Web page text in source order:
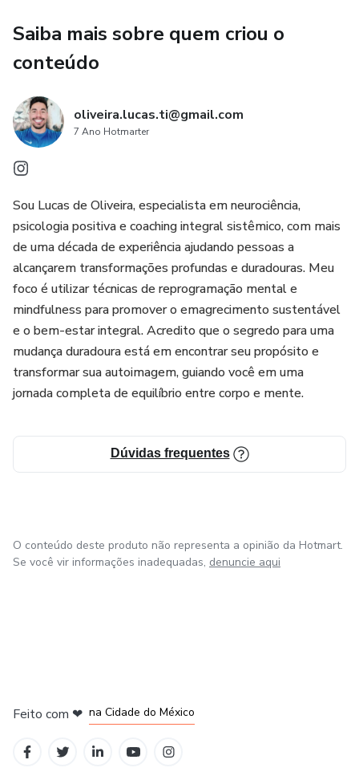
de dentro para fora.
Se você está pronta para essa jornada, este ebook é o
emagrecimento é natural e a felicidade, consequência de
escolhas conscientes e alinhadas com quem você
realmente é.
Saiba mais sobre quem criou o
conteúdo
oliveira.lucas.ti@gmail.com
7 Ano Hotmarter
Sou Lucas de Oliveira, especialista em neurociência,
psicologia positiva e coaching integral sistêmico, com mais
de uma década de experiência ajudando pessoas a
alcançarem transformações profundas e duradouras. Meu
foco é utilizar técnicas de reprogramação mental e
mindfulness para promover o emagrecimento sustentável
e o bem-estar integral. Acredito que o segredo para uma
mudança duradoura está em encontrar seu propósito e
transformar sua autoimagem, guiando você em uma
jornada completa de equilíbrio entre corpo e mente.
Dúvidas frequentes
O conteúdo deste produto não representa a opinião da Hotmart.
Se você vir informações inadequadas, denuncie aqui
Feito com ❤ na Cidade do México